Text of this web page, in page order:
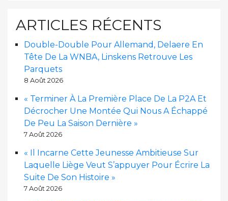
ARTICLES RÉCENTS
Double-Double Pour Allemand, Delaere En
Tête De La WNBA, Linskens Retrouve Les
Parquets
8 Août 2026
« Terminer À La Première Place De La P2A Et
Décrocher Une Montée Qui Nous A Échappé
De Peu La Saison Dernière »
7 Août 2026
« Il Incarne Cette Jeunesse Ambitieuse Sur
Laquelle Liège Veut S’appuyer Pour Écrire La
Suite De Son Histoire »
7 Août 2026